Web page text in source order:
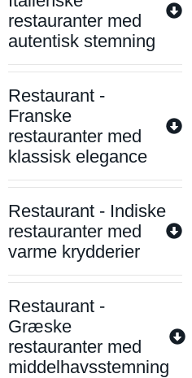
restauranter med
autentisk stemning
Restaurant -
Franske
restauranter med
klassisk elegance
Restaurant - Indiske
restauranter med
varme krydderier
Restaurant -
Græske
restauranter med
middelhavsstemning